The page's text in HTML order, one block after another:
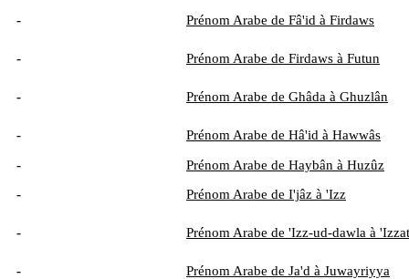
- Prénom Arabe de Fâ'id à Firdaws
- Prénom Arabe de Firdaws à Futun
- Prénom Arabe de Ghâda à Ghuzlân
- Prénom Arabe de Hâ'id à Hawwâs
-
Prénom Arabe de Haybân à Huzûz
-
Prénom Arabe de I'jâz à 'Izz
- Prénom Arabe de 'Izz-ud-dawla à 'Izzat
- Prénom Arabe de Ja'd à Juwayriyya